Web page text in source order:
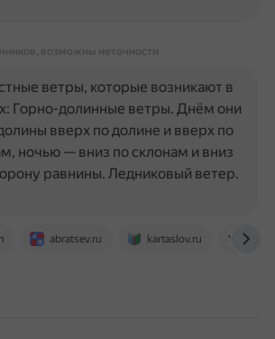
возможны неточности
abratsev.ru kartaslov.ru
ветры, которые возникают в
Горно-долинные ветры. Днём они
вверх по долине и вверх по
ночью — вниз по склонам и вниз
равнины. Ледниковый ветер.